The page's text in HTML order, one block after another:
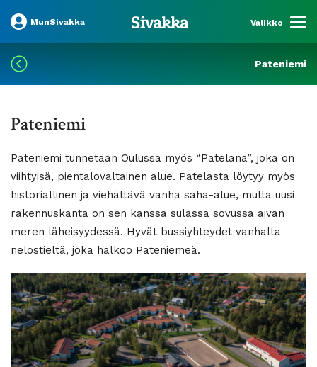
MunSivakka Valikko
Pateniemi
Pateniemi
Pateniemi tunnetaan Oulussa myös “Patelana”, joka on
viihtyisä, pientalovaltainen alue. Patelasta löytyy myös
historiallinen ja viehättävä vanha saha-alue, mutta uusi
rakennuskanta on sen kanssa sulassa sovussa aivan
meren läheisyydessä. Hyvät bussiyhteydet vanhalta
nelostieltä, joka halkoo Pateniemeä.